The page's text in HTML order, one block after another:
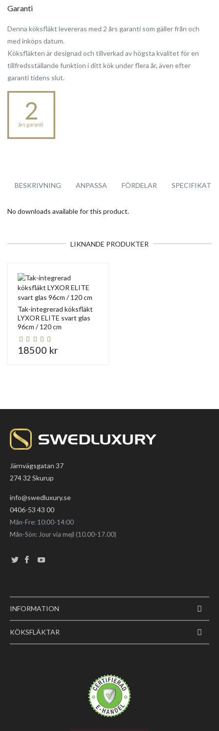
Garanti
Denna köksfläkt levereras med 2 års garanti som gäller från och
med inköps datum.
Köksfläkten är designad och tillverkad av högsta kvalitet för en
tillfredsställande funktion i ditt kök under flera år, även efter
garanti tidens slut.
BESKRIVNING ANPASSA FÖRDELAR
No downloads available for this product.
LIKNANDE PRODUKTER
Tak-integrerad köksfläkt
LYXOR ELITE svart glas
96cm / 120 cm
18500 kr
Järnvägsgatan 37
274 32 Skurup
info@swedluxury.se
0406-53 43 00
Mån-Fre: 10:00-14:00
Mån-Sön: Jour via mejl (10.00-17.00)
INFORMATION
KÖKSFLÄKTAR